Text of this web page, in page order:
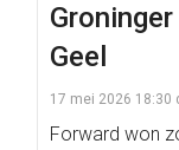
Geel
17 mei 2026 18:30
Forward won